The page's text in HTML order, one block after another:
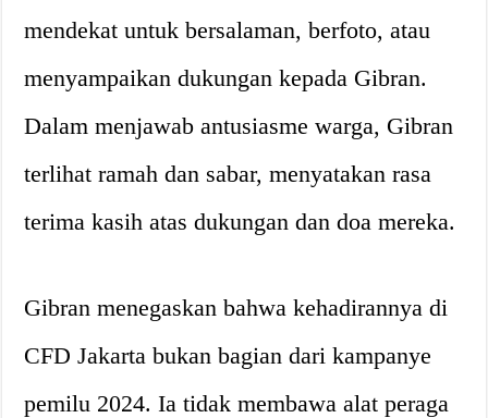
mendekat untuk bersalaman, berfoto, atau
menyampaikan dukungan kepada Gibran.
Dalam menjawab antusiasme warga, Gibran
terlihat ramah dan sabar, menyatakan rasa
terima kasih atas dukungan dan doa mereka.
Gibran menegaskan bahwa kehadirannya di
CFD Jakarta bukan bagian dari kampanye
pemilu 2024. Ia tidak membawa alat peraga